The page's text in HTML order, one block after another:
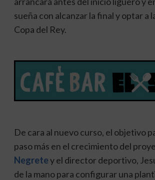
sueña con alcanzar la final y optar a
Copa del Rey.
De cara al nuevo curso, el objetivo
paso más en el crecimiento del
Negretey el director deportivo,
de la mano para configurar una